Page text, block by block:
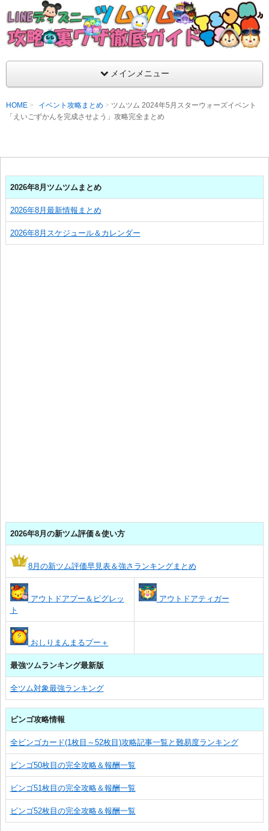
LINEディズニー ツムツム攻略・裏ワザ徹底
支持率No1！痒いところに手が届くツムツム攻略サイト！新ツ
ラ評価も丁寧に解説！ツムツムを120％楽しめるサイトを目指し
メインメニュー
HOME イベント攻略まとめ
ツムツム 2024年5月スターウォーズイベント
「えいごずかんを完成させよう」攻略完全まとめ
2026年8月ツムツムまとめ
2026年8月最新情報まとめ
2026年8月スケジュール＆カレンダー
2026年8月の新ツム評価＆使い方
8月の新ツム評価早見表＆強さランキングまとめ
アウトドアプー＆ピグレッ
ト
アウトドアティガー
おしりまんまるプー＋
最強ツムランキング最新版
全ツム対象最強ランキング
ビンゴ攻略情報
全ビンゴカード(1枚目～52枚目)攻略記事一覧と難易度ランキング
ビンゴ50枚目の完全攻略＆報酬一覧
ビンゴ51枚目の完全攻略＆報酬一覧
ビンゴ52枚目の完全攻略＆報酬一覧